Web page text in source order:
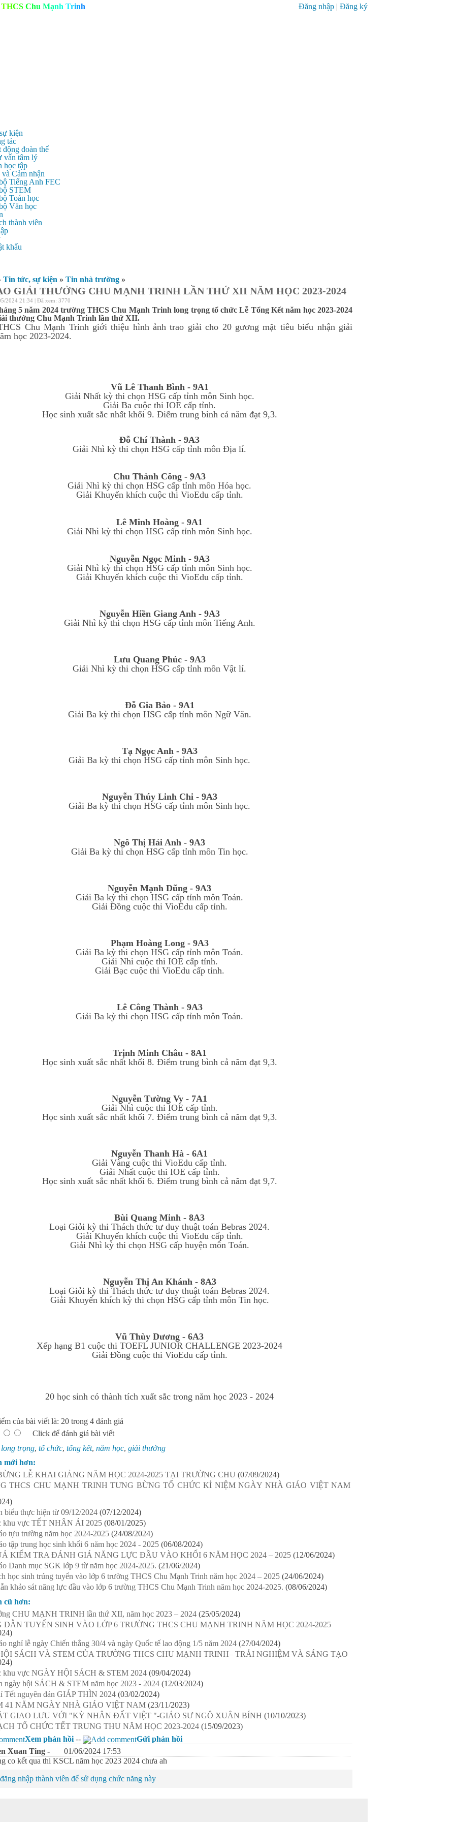
THCS Chu Mạnh Trinh Đăng nhập | Đăng ký
kiện
tác
động đoàn thể
vấn tâm lý
học tập
và Cảm nhận
Tiếng Anh FEC
STEM
Toán học
Văn học
thành viên
khẩu
Tin tức, sự kiện » Tin nhà trường »
GIẢI THƯỞNG CHU MẠNH TRINH LẦN THỨ XII NĂM HỌC 2023-2024
2024 21:34 | Đã xem: 3770
5 năm 2024 trường THCS Chu Mạnh Trinh long trọng tổ chức Lễ Tổng Kết năm học 2023-2024
thưởng Chu Mạnh Trinh lần thứ XII.
Chu Mạnh Trinh giới thiệu hình ảnh trao giải cho 20 gương mặt tiêu biểu nhận giải
học 2023-2024.
Vũ Lê Thanh Bình - 9A1
Giải Nhất kỳ thi chọn HSG cấp tỉnh môn Sinh học.
Giải Ba cuộc thi IOE cấp tỉnh.
Học sinh xuất sắc nhất khối 9. Điểm trung bình cả năm đạt 9,3.
Đỗ Chí Thành - 9A3
Giải Nhì kỳ thi chọn HSG cấp tỉnh môn Địa lí.
Chu Thành Công - 9A3
Giải Nhì kỳ thi chọn HSG cấp tỉnh môn Hóa học.
Giải Khuyến khích cuộc thi VioEdu cấp tỉnh.
Lê Minh Hoàng - 9A1
Giải Nhì kỳ thi chọn HSG cấp tỉnh môn Sinh học.
Nguyễn Ngọc Minh - 9A3
Giải Nhì kỳ thi chọn HSG cấp tỉnh môn Sinh học.
Giải Khuyến khích cuộc thi VioEdu cấp tỉnh.
Nguyễn Hiền Giang Anh - 9A3
Giải Nhì kỳ thi chọn HSG cấp tỉnh môn Tiếng Anh.
Lưu Quang Phúc - 9A3
Giải Nhì kỳ thi chọn HSG cấp tỉnh môn Vật lí.
Đỗ Gia Bảo - 9A1
Giải Ba kỳ thi chọn HSG cấp tỉnh môn Ngữ Văn.
Tạ Ngọc Anh - 9A3
Giải Ba kỳ thi chọn HSG cấp tỉnh môn Sinh học.
Nguyễn Thúy Linh Chi - 9A3
Giải Ba kỳ thi chọn HSG cấp tỉnh môn Sinh học.
Ngô Thị Hải Anh - 9A3
Giải Ba kỳ thi chọn HSG cấp tỉnh môn Tin học.
Nguyễn Mạnh Dũng - 9A3
Giải Ba kỳ thi chọn HSG cấp tỉnh môn Toán.
Giải Đồng cuộc thi VioEdu cấp tỉnh.
Phạm Hoàng Long - 9A3
Giải Ba kỳ thi chọn HSG cấp tỉnh môn Toán.
Giải Nhì cuộc thi IOE cấp tỉnh.
Giải Bạc cuộc thi VioEdu cấp tỉnh.
Lê Công Thành - 9A3
Giải Ba kỳ thi chọn HSG cấp tỉnh môn Toán.
Trịnh Minh Châu - 8A1
Học sinh xuất sắc nhất khối 8. Điểm trung bình cả năm đạt 9,3.
Nguyễn Tường Vy - 7A1
Giải Nhì cuộc thi IOE cấp tỉnh.
Học sinh xuất sắc nhất khối 7. Điểm trung bình cả năm đạt 9,3.
Nguyễn Thanh Hà - 6A1
Giải Vàng cuộc thi VioEdu cấp tỉnh.
Giải Nhất cuộc thi IOE cấp tỉnh.
Học sinh xuất sắc nhất khối 6. Điểm trung bình cả năm đạt 9,7.
Bùi Quang Minh - 8A3
Loại Giỏi kỳ thi Thách thức tư duy thuật toán Bebras 2024.
Giải Khuyến khích cuộc thi VioEdu cấp tỉnh.
Giải Nhì kỳ thi chọn HSG cấp huyện môn Toán.
Nguyễn Thị An Khánh - 8A3
Loại Giỏi kỳ thi Thách thức tư duy thuật toán Bebras 2024.
Giải Khuyến khích kỳ thi chọn HSG cấp tỉnh môn Tin học.
Vũ Thùy Dương - 6A3
Xếp hạng B1 cuộc thi TOEFL JUNIOR CHALLENGE 2023-2024
Giải Đồng cuộc thi VioEdu cấp tỉnh.
20 học sinh có thành tích xuất sắc trong năm học 2023 - 2024
của bài viết là: 20 trong 4 đánh giá
Click để đánh giá bài viết
long trọng, tổ chức, tổng kết, năm học, giải thưởng
mới hơn:
LỄ KHAI GIẢNG NĂM HỌC 2024-2025 TẠI TRƯỜNG CHU (07/09/2024)
THCS CHU MẠNH TRINH TƯNG BỪNG TỔ CHỨC KỈ NIỆM NGÀY NHÀ GIÁO VIỆT NAM
biểu thực hiện từ 09/12/2024 (07/12/2024)
khu vực TẾT NHÂN ÁI 2025 (08/01/2025)
tựu trường năm học 2024-2025 (24/08/2024)
tập trung học sinh khối 6 năm học 2024 - 2025 (06/08/2024)
KIỂM TRA ĐÁNH GIÁ NĂNG LỰC ĐẦU VÀO KHỐI 6 NĂM HỌC 2024 – 2025 (12/06/2024)
Danh mục SGK lớp 9 từ năm học 2024-2025. (21/06/2024)
học sinh trúng tuyển vào lớp 6 trường THCS Chu Mạnh Trinh năm học 2024 – 2025 (24/06/2024)
khảo sát năng lực đầu vào lớp 6 trường THCS Chu Mạnh Trinh năm học 2024-2025. (08/06/2024)
cũ hơn:
CHU MẠNH TRINH lần thứ XII, năm học 2023 – 2024 (25/05/2024)
DẪN TUYỂN SINH VÀO LỚP 6 TRƯỜNG THCS CHU MẠNH TRINH NĂM HỌC 2024-2025
nghỉ lễ ngày Chiến thắng 30/4 và ngày Quốc tế lao động 1/5 năm 2024 (27/04/2024)
SÁCH VÀ STEM CỦA TRƯỜNG THCS CHU MẠNH TRINH– TRẢI NGHIỆM VÀ SÁNG TẠO
khu vực NGÀY HỘI SÁCH & STEM 2024 (09/04/2024)
ngày hội SÁCH & STEM năm học 2023 - 2024 (12/03/2024)
Tết nguyên đán GIÁP THÌN 2024 (03/02/2024)
41 NĂM NGÀY NHÀ GIÁO VIỆT NAM (23/11/2023)
GIAO LƯU VỚI "KỲ NHÂN ĐẤT VIỆT "-GIÁO SƯ NGÔ XUÂN BÍNH (10/10/2023)
TỔ CHỨC TẾT TRUNG THU NĂM HỌC 2023-2024 (15/09/2023)
Xem phản hồi --
Gửi phản hồi
Xuan Ting -
01/06/2024 17:53
co kết qua thi KSCL năm học 2023 2024 chưa ah
nhập thành viên để sử dụng chức năng này